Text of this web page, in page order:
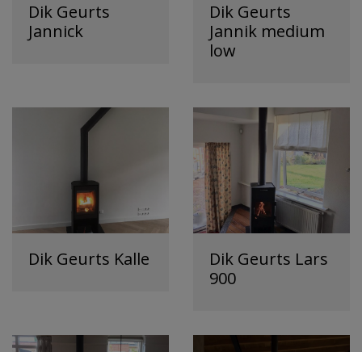
Dik Geurts
Jannick
Dik Geurts
Jannik medium
low
Dik Geurts Kalle
Dik Geurts Lars
900